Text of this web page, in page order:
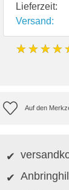
Lieferzeit:
Versand: